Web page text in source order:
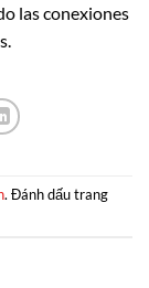
las conexiones
. Đánh dấu trang